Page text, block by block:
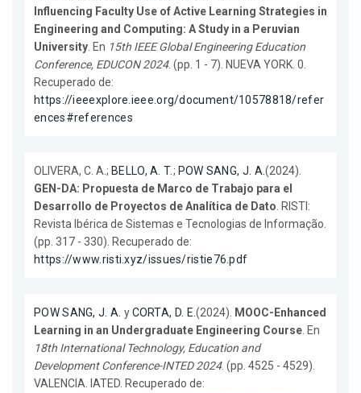
Influencing Faculty Use of Active Learning Strategies in
Engineering and Computing: A Study in a Peruvian
University . En 15th IEEE Global Engineering Education
Conference, EDUCON 2024. (pp. 1 - 7). NUEVA YORK. 0.
Recuperado de:
https://ieeexplore.ieee.org/document/10578818/refer
ences#references
OLIVERA, C. A.; BELLO, A. T.; POW SANG, J. A.(2024).
GEN-DA: Propuesta de Marco de Trabajo para el
Desarrollo de Proyectos de Analítica de Dato . RISTI:
Revista Ibérica de Sistemas e Tecnologias de Informação.
(pp. 317 - 330). Recuperado de:
https://www.risti.xyz/issues/ristie76.pdf
POW SANG, J. A. yCORTA, D. E.(2024).
MOOC-Enhanced
Learning in an Undergraduate Engineering Course . En
18th International Technology, Education and
Development Conference-INTED 2024. (pp. 4525 - 4529).
VALENCIA. IATED. Recuperado de: